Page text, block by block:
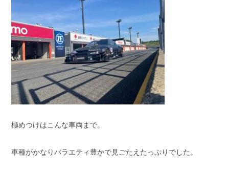
極めつけはこんな車両まで。
車種がかなりバラエティ豊かで見ごたえたっぷりでした。